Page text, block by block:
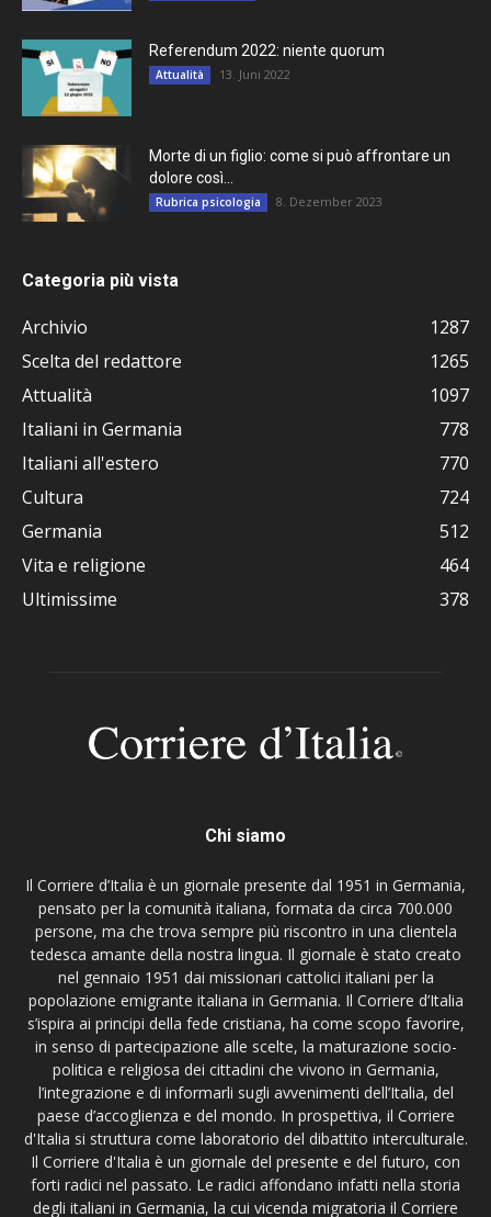
Referendum 2022: niente quorum
Attualità 13. Juni 2022
Morte di un figlio: come si può affrontare un
dolore così...
Rubrica psicologia 8. Dezember 2023
Categoria più vista
Archivio
1287
Scelta del redattore
1265
Attualità
1097
Italiani in Germania
778
Italiani all'estero
770
Cultura
724
Germania
512
Vita e religione
464
Ultimissime
378
Chi siamo
Il Corriere d’Italia è un giornale presente dal 1951 in Germania,
pensato per la comunità italiana, formata da circa 700.000
persone, ma che trova sempre più riscontro in una clientela
tedesca amante della nostra lingua. Il giornale è stato creato
nel gennaio 1951 dai missionari cattolici italiani per la
popolazione emigrante italiana in Germania. Il Corriere d’Italia
s’ispira ai principi della fede cristiana, ha come scopo favorire,
in senso di partecipazione alle scelte, la maturazione socio-
politica e religiosa dei cittadini che vivono in Germania,
l’integrazione e di informarli sugli avvenimenti dell’Italia, del
paese d’accoglienza e del mondo. In prospettiva, il Corriere
d'Italia si struttura come laboratorio del dibattito interculturale.
Il Corriere d'Italia è un giornale del presente e del futuro, con
forti radici nel passato. Le radici affondano infatti nella storia
degli italiani in Germania, la cui vicenda migratoria il Corriere